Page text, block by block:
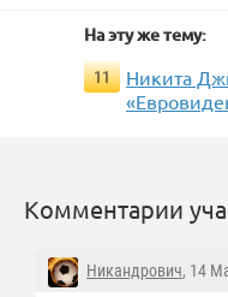
На эту же тему:
11
Никита
Комментарии
Никандрович, 14